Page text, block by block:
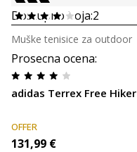
Dostupno boja:2
Prosecna ocena:
adidas Terrex Free Hiker
Muške tenisice za outdoor
OFFER
131,99 €